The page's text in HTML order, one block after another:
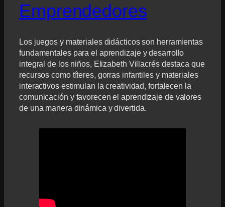
Emprendedores
Los juegos y materiales didácticos son herramientas
fundamentales para el aprendizaje y desarrollo
integral de los niños, Elizabeth Villacrés destaca que
recursos como títeres, gorras infantiles y materiales
interactivos estimulan la creatividad, fortalecen la
comunicación y favorecen el aprendizaje de valores
de una manera dinámica y divertida.